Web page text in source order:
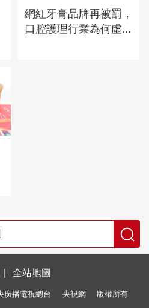
網紅牙膏品牌再被罰，
口腔護理行業為何虛...
全站地圖
廣播電視總台 央視網 版權所有